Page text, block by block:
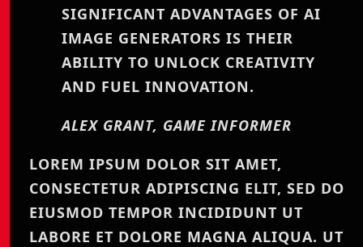
SIGNIFICANT ADVANTAGES OF AI
IMAGE GENERATORS IS THEIR
ABILITY TO UNLOCK CREATIVITY
AND FUEL INNOVATION.
ALEX GRANT, GAME INFORMER
LOREM IPSUM DOLOR SIT AMET,
CONSECTETUR ADIPISCING ELIT, SED DO
EIUSMOD TEMPOR INCIDIDUNT UT
LABORE ET DOLORE MAGNA ALIQUA. UT